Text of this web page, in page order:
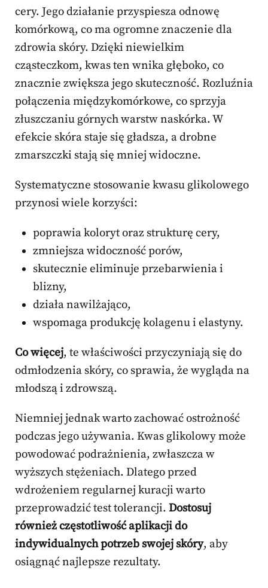
cery. Jego działanie przyspiesza odnowę
komórkową, co ma ogromne znaczenie dla
zdrowia skóry. Dzięki niewielkim
cząsteczkom, kwas ten wnika głęboko, co
znacznie zwiększa jego skuteczność. Rozluźnia
połączenia międzykomórkowe, co sprzyja
złuszczaniu górnych warstw naskórka. W
efekcie skóra staje się gładsza, a drobne
zmarszczki stają się mniej widoczne.
Systematyczne stosowanie kwasu glikolowego
przynosi wiele korzyści:
poprawia koloryt oraz strukturę cery,
zmniejsza widoczność porów,
skutecznie eliminuje przebarwienia i
blizny,
działa nawilżająco,
wspomaga produkcję kolagenu i elastyny.
Co więcej, te właściwości przyczyniają się do
odmłodzenia skóry, co sprawia, że wygląda na
młodszą i zdrowszą.
Niemniej jednak warto zachować ostrożność
podczas jego używania. Kwas glikolowy może
powodować podrażnienia, zwłaszcza w
wyższych stężeniach. Dlatego przed
wdrożeniem regularnej kuracji warto
przeprowadzić test tolerancji. Dostosuj
również częstotliwość aplikacji do
indywidualnych potrzeb swojej skóry, aby
osiągnąć najlepsze rezultaty.